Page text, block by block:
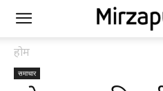
होम
समाचार